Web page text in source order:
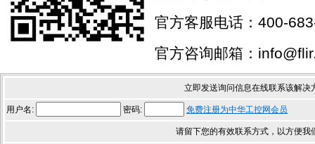
官方客服电话：400-
官方咨询邮箱：
立即发送询问信息在线联系该解决
用户名: 密码: 免费注册为中华工控网会员
请留下您的有效联系方式，以方便我